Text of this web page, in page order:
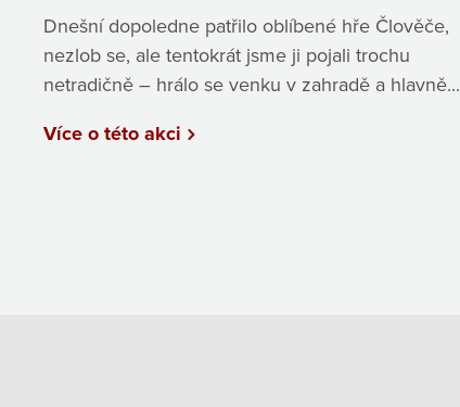
Dnešní dopoledne patřilo oblíbené hře Člověče,
nezlob se, ale tentokrát jsme ji pojali trochu
netradičně – hrálo se venku v zahradě a hlavně...
Více o této akci